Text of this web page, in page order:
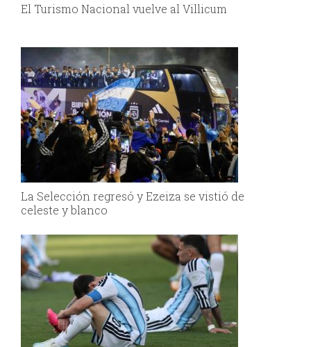
El Turismo Nacional vuelve al Villicum
La Selección regresó y Ezeiza se vistió de
celeste y blanco